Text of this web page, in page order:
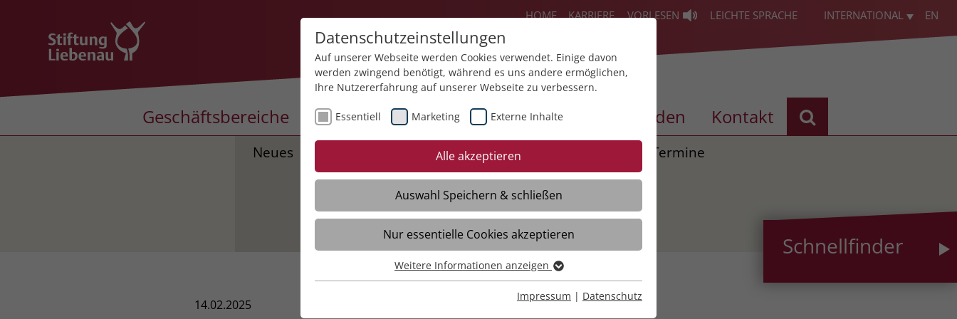
HOME KARRIERE VORLESEN LEICHTE SPRACHE INTERNATIONAL EN
Geschäftsbereiche Über uns Aktuelles Akademie Spenden Kontakt
Neues
Broschüren
Presse
Kontakt
Material
Verteiler
Themendossiers Termine
Schnellfinder
14.02.2025
Datenschutzeinstellungen
Auf unserer Webseite werden Cookies verwendet. Einige davon
werden zwingend benötigt, während es uns andere ermöglichen,
Ihre Nutzererfahrung auf unserer Webseite zu verbessern.
Essentiell Marketing Externe Inhalte
Alle akzeptieren
Auswahl Speichern & schließen
Nur essentielle Cookies akzeptieren
Essentielle Cookies werden für grundlegende Funktionen der
Weitere Informationen anzeigen
Impressum | Datenschutz